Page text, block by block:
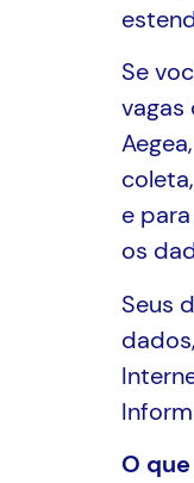
Se
vagas
e
os
Seus
O